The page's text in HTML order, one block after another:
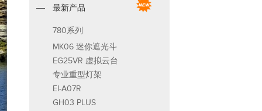
最新产品
780系列
MK06 迷你遮光斗
EG25VR 虚拟云台
专业重型灯架
EI-A07R
GH03 PLUS